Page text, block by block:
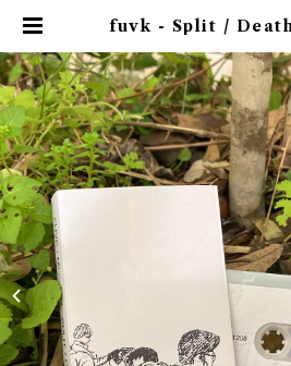
fuvk - Split / Death